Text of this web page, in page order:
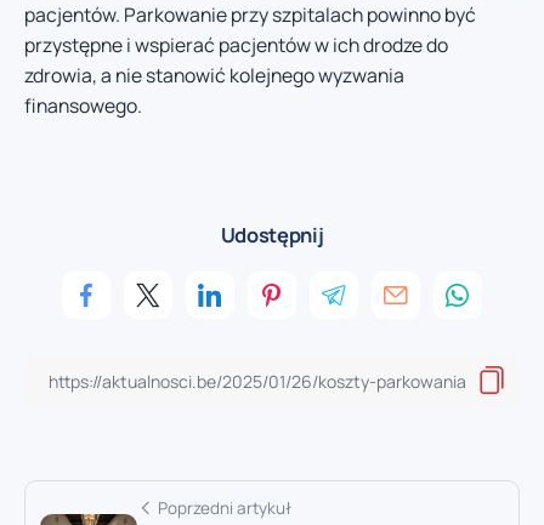
pacjentów. Parkowanie przy szpitalach powinno być
przystępne i wspierać pacjentów w ich drodze do
zdrowia, a nie stanowić kolejnego wyzwania
finansowego.
Udostępnij
Poprzedni artykuł